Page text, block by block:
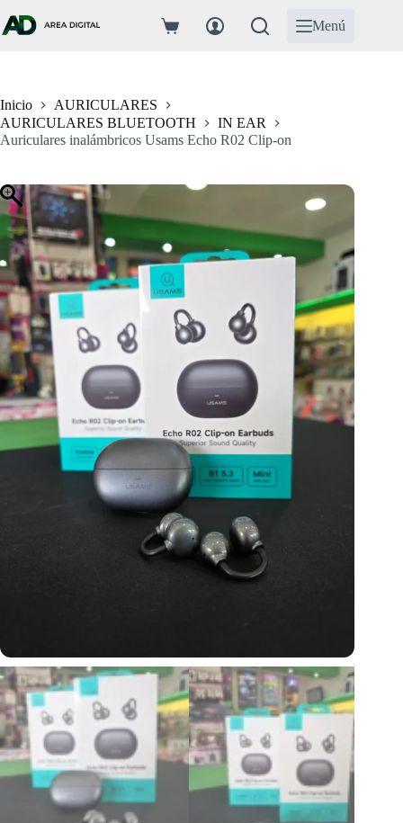
al
contenido
Carro
Menú
Inicio
AURICULARES
AURICULARES BLUETOOTH
IN EAR
Auriculares inalámbricos Usams Echo R02 Clip-on